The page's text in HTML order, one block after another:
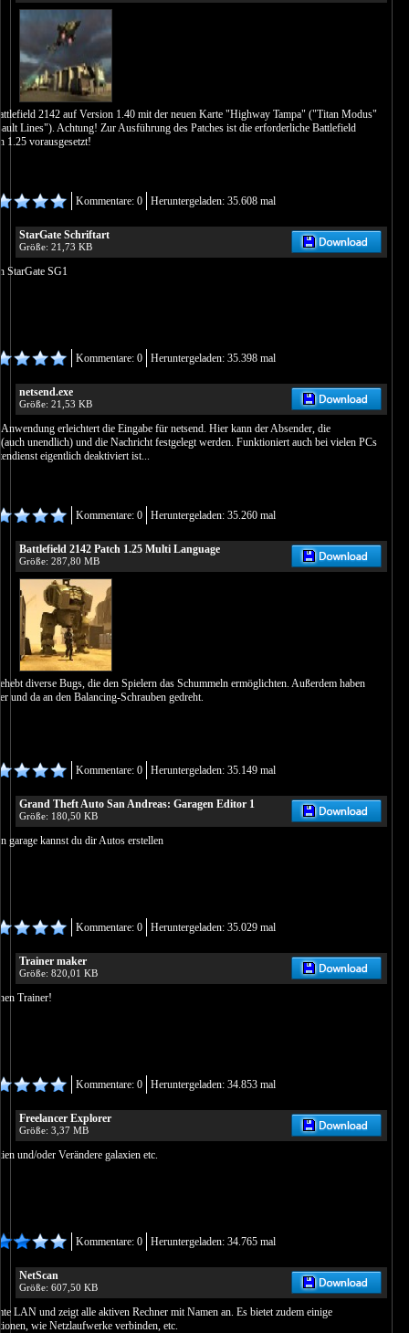
2142 auf Version 1.40 mit der neuen Karte "Highway Tampa" ("Titan Modus"
Lines"). Achtung! Zur Ausführung des Patches ist die erforderliche Battlefield
1.25 vorausgesetzt!
Kommentare: 0 Heruntergeladen: 35.608 mal
StarGate Schriftart
Größe: 21,73 KB
StarGate SG1
Kommentare: 0 Heruntergeladen: 35.398 mal
netsend.exe
Größe: 21,53 KB
erleichtert die Eingabe für netsend. Hier kann der Absender, die
unendlich) und die Nachricht festgelegt werden. Funktioniert auch bei vielen PCs
eigentlich deaktiviert ist...
Kommentare: 0 Heruntergeladen: 35.260 mal
Battlefield 2142 Patch 1.25 Multi Language
Größe: 287,80 MB
diverse Bugs, die den Spielern das Schummeln ermöglichten. Außerdem haben
und da an den Balancing-Schrauben gedreht.
Kommentare: 0 Heruntergeladen: 35.149 mal
Grand Theft Auto San Andreas: Garagen Editor 1
Größe: 180,50 KB
garage kannst du dir Autos erstellen
Kommentare: 0 Heruntergeladen: 35.029 mal
Trainer maker
Größe: 820,01 KB
Trainer!
Kommentare: 0 Heruntergeladen: 34.853 mal
Freelancer Explorer
Größe: 3,37 MB
und/oder Verändere galaxien etc.
Kommentare: 0 Heruntergeladen: 34.765 mal
NetScan
Größe: 607,50 KB
LAN und zeigt alle aktiven Rechner mit Namen an. Es bietet zudem einige
wie Netzlaufwerke verbinden, etc.